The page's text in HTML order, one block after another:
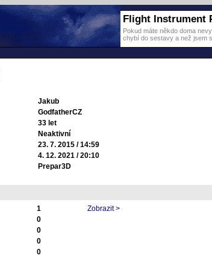
Flight Instrument
Pokud máte někdo doma
chybí do sestavy a než jsem
Jakub
GodfatherCZ
33 let
Neaktivní
23. 7. 2015 / 14:59
4. 12. 2021 / 20:10
Prepar3D
1
Zobrazit >
0
0
0
0